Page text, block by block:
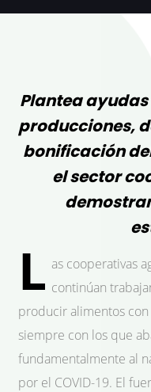
Plantea
producciones,
bonificación
el sector
L as cooperativas
continúan
producir alimentos
siempre con los que
fundamentalmente al
por el COVID-19. El